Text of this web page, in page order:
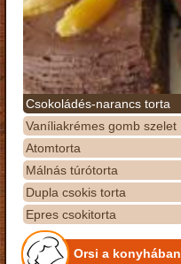
Csokoládés-narancs torta
Vaníliakrémes gomb szelet
Atomtorta
Málnás túrótorta
Dupla csokis torta
Epres csokitorta
Orsi a konyhában